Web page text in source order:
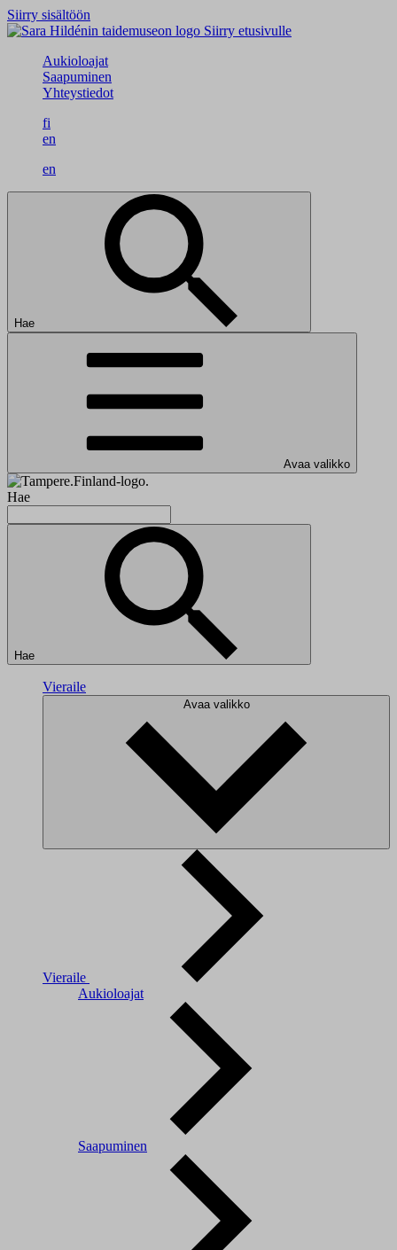
Siirry sisältöön
Siirry etusivulle
Aukioloajat
Saapuminen
Yhteystiedot
fi
en
en
Hae
Avaa valikko
Hae
Hae
Vieraile
Avaa valikko
Vieraile
Aukioloajat
Saapuminen